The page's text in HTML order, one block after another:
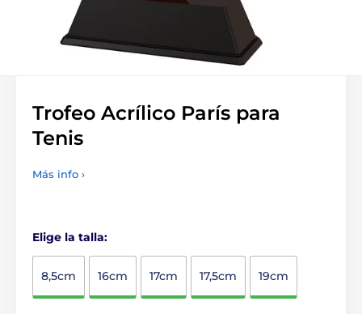
Trofeo Acrílico París para
Tenis
Más info ›
Elige la talla:
8,5cm 16cm 17cm 17,5cm 19cm